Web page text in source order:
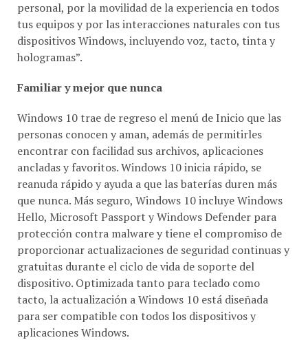
personal, por la movilidad de la experiencia en todos
tus equipos y por las interacciones naturales con tus
dispositivos Windows, incluyendo voz, tacto, tinta y
hologramas”.
Familiar y mejor que nunca
Windows 10 trae de regreso el menú de Inicio que las
personas conocen y aman, además de permitirles
encontrar con facilidad sus archivos, aplicaciones
ancladas y favoritos. Windows 10 inicia rápido, se
reanuda rápido y ayuda a que las baterías duren más
que nunca. Más seguro, Windows 10 incluye Windows
Hello, Microsoft Passport y Windows Defender para
protección contra malware y tiene el compromiso de
proporcionar actualizaciones de seguridad continuas y
gratuitas durante el ciclo de vida de soporte del
dispositivo. Optimizada tanto para teclado como
tacto, la actualización a Windows 10 está diseñada
para ser compatible con todos los dispositivos y
aplicaciones Windows.